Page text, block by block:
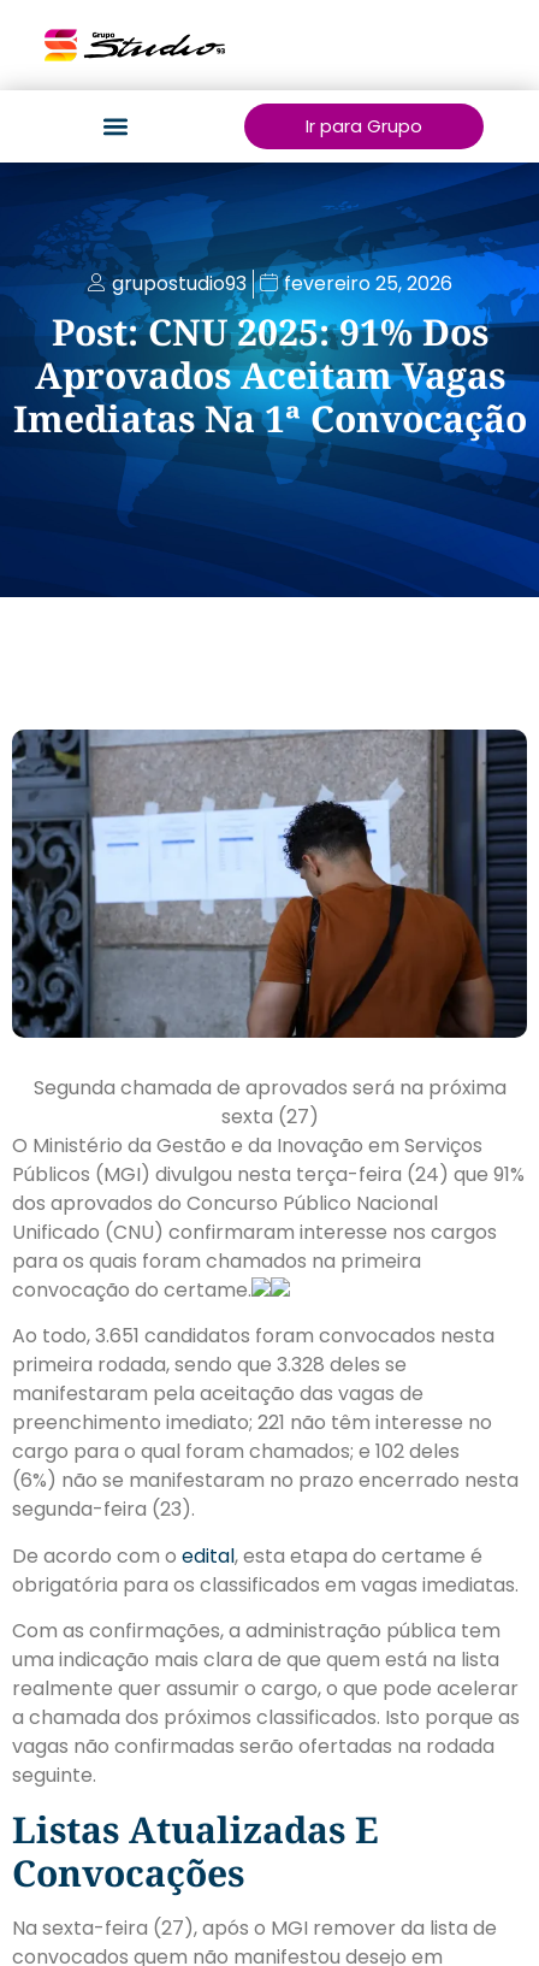
Ir para Grupo
grupostudio93 fevereiro 25, 2026
Post: CNU 2025: 91% Dos
Aprovados Aceitam Vagas
Imediatas Na 1ª Convocação
Segunda chamada de aprovados será na próxima
sexta (27)
O Ministério da Gestão e da Inovação em Serviços
Públicos (MGI) divulgou nesta terça-feira (24) que 91%
dos aprovados do Concurso Público Nacional
Unificado (CNU) confirmaram interesse nos cargos
para os quais foram chamados na primeira
convocação do certame.
Ao todo, 3.651 candidatos foram convocados nesta
primeira rodada, sendo que 3.328 deles se
manifestaram pela aceitação das vagas de
preenchimento imediato; 221 não têm interesse no
cargo para o qual foram chamados; e 102 deles
(6%) não se manifestaram no prazo encerrado nesta
segunda-feira (23).
De acordo com o edital, esta etapa do certame é
obrigatória para os classificados em vagas imediatas.
Com as confirmações, a administração pública tem
uma indicação mais clara de que quem está na lista
realmente quer assumir o cargo, o que pode acelerar
a chamada dos próximos classificados. Isto porque as
vagas não confirmadas serão ofertadas na rodada
seguinte.
Listas Atualizadas E
Convocações
Na sexta-feira (27), após o MGI remover da lista de
convocados quem não manifestou desejo em